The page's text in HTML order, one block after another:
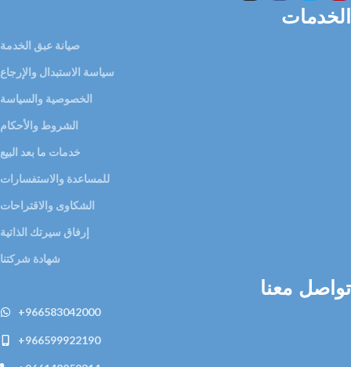
الخدمات
صيانة عبق الخدمة
سياسة الاستبدال والإرجاع
الخصوصية والسياسة
الشروط والأحكام
خدمات ما بعد البيع
للمساعدة والاستفسارات
الشكاوى والاقتراحات
إرفاق سيرتك الذاتية
شهادة شركتنا
تواصل معنا
+966583042000
+966599922190